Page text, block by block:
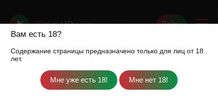
ITALY-HD.com Войти
Вам есть 18?
Содержание страницы предназначено только для лиц от 18
лет.